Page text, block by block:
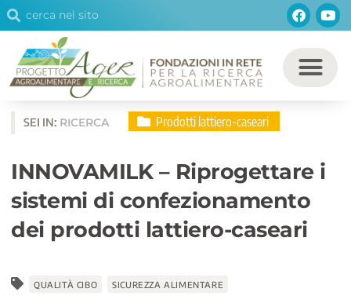
VaiCerca Cerca
SEI IN: RICERCA Prodotti lattiero-caseari
INNOVAMILK – Riprogettare i
sistemi di confezionamento
dei prodotti lattiero-caseari
QUALITÀ CIBO SICUREZZA ALIMENTARE